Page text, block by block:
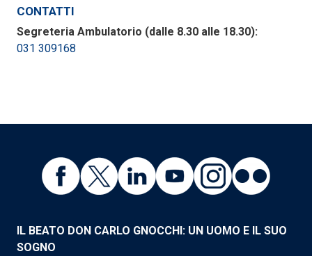
CONTATTI
Segreteria Ambulatorio (dalle 8.30 alle 18.30):
031 309168
IL BEATO DON CARLO GNOCCHI: UN UOMO E IL SUO
SOGNO